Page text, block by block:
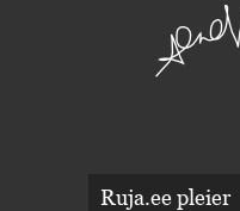
Ruja.ee pleier